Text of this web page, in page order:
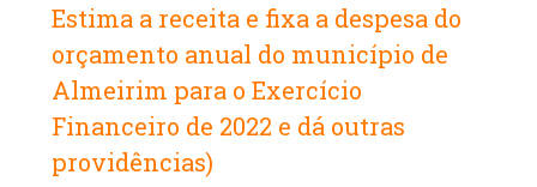
Estima a receita e fixa a despesa do
orçamento anual do município de
Almeirim para o Exercício
Financeiro de 2022 e dá outras
providências)